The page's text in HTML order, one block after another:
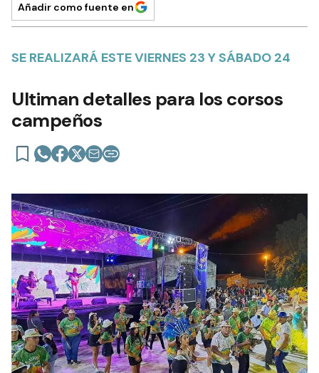
Añadir como fuente en
SE REALIZARÁ ESTE VIERNES 23 Y SÁBADO 24
Ultiman detalles para los corsos
campeños